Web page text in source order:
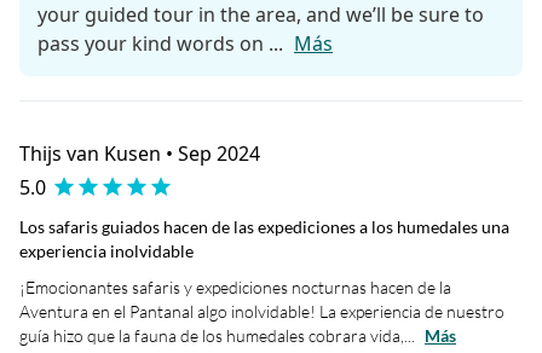
your guided tour in the area, and we’ll be sure to
pass your kind words on ... Más
Thijs van Kusen • Sep 2024
5.0
Los safaris guiados hacen de las expediciones a los humedales una
experiencia inolvidable
¡Emocionantes safaris y expediciones nocturnas hacen de la
Aventura en el Pantanal algo inolvidable! La experiencia de nuestro
guía hizo que la fauna de los humedales cobrara vida,...
Más